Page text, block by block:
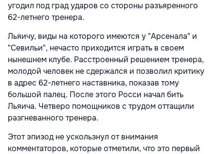
угодил под град ударов со стороны разъяренного
62-летнего тренера.
Льяичу, виды на которого имеются у "Арсенала" и
"Севильи", нечасто приходится играть в своем
нынешнем клубе. Расстроенный решением тренера,
молодой человек не сдержался и позволил критику
в адрес 62-летнего наставника, показав тому
большой палец. После этого Росси начал бить
Льяича. Четверо помощников с трудом оттащили
разгневанного тренера.
Этот эпизод не ускользнул от внимания
комментаторов, которые отметили, что это первый